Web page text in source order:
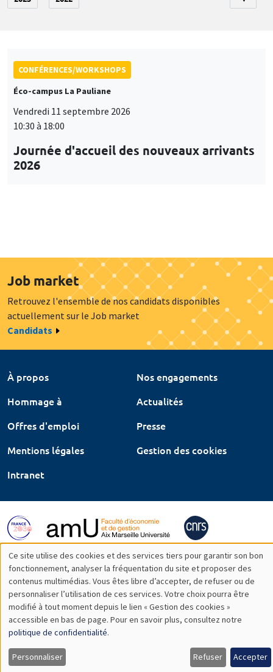
CONFÉRENCES/WORKSHOPS
Éco-campus La Pauliane
Vendredi 11 septembre 2026
10:30 à 18:00
Journée d'accueil des nouveaux arrivants
2026
Job market
Retrouvez l'ensemble de nos candidats disponibles
actuellement sur le Job market
Candidats
À propos
Nos engagements
Hommage à
Actualités
Offres d'emploi
Presse
Mentions légales
Gestion des cookies
Intranet
Utilisation
des
données
personnelles
et
Ce site utilise des cookies et des services tiers pour garantir son bon
fonctionnement, analyser la fréquentation du site et proposer des
contenus multimédias. Vous êtes libre d’accepter, de refuser ou de
personnaliser l’utilisation de ces services. Votre choix pourra être
modifié à tout moment depuis le lien « Gestion des cookies »
accessible en bas de page. Pour en savoir plus, consultez notre
politique de confidentialité.
Personnaliser Refuser Accepter